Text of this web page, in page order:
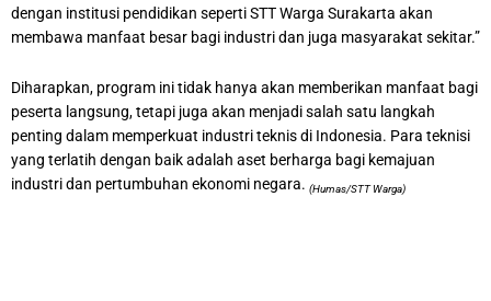
dengan institusi pendidikan seperti STT Warga Surakarta akan
membawa manfaat besar bagi industri dan juga masyarakat sekitar.”
Diharapkan, program ini tidak hanya akan memberikan manfaat bagi
peserta langsung, tetapi juga akan menjadi salah satu langkah
penting dalam memperkuat industri teknis di Indonesia. Para teknisi
yang terlatih dengan baik adalah aset berharga bagi kemajuan
industri dan pertumbuhan ekonomi negara. (Humas/STT Warga)